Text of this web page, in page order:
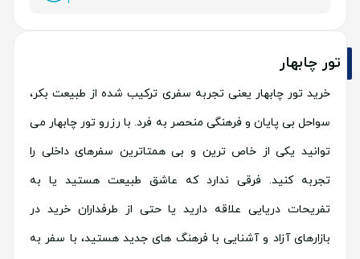
تور چابهار
خرید تور چابهار یعنی تجربه سفری ترکیب شده از طبیعت بکر،
سواحل بی پایان و فرهنگی منحصر به فرد. با رزرو تور چابهار می
توانید یکی از خاص ترین و بی همتاترین سفرهای داخلی را
تجربه کنید. فرقی ندارد که عاشق طبیعت هستید یا به
تفریحات دریایی علاقه دارید یا حتی از طرفداران خرید در
بازارهای آزاد و آشنایی با فرهنگ های جدید هستید، با سفر به